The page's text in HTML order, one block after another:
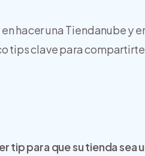
hacer una Tiendanube y
tips clave para
tip para que su tienda